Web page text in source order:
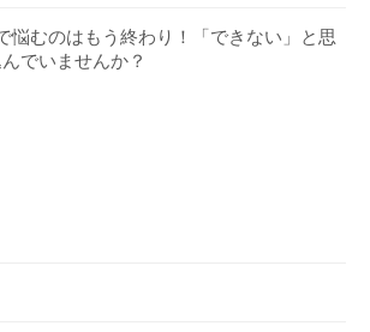
悩むのはもう終わり！「できない」と思
でいませんか？